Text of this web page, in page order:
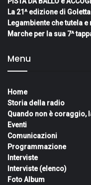
La 21^ edizione di
Legambiente che tutela
Marche per la sua 7^
Menu
Home
Storia della radio
Quando non è coraggio,
Eventi
Comunicazioni
Programmazione
Interviste
Interviste (elenco)
Foto Album